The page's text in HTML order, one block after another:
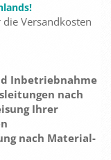
Versandkosten
Inbetriebnahme
nach
Ihrer
nach Material-